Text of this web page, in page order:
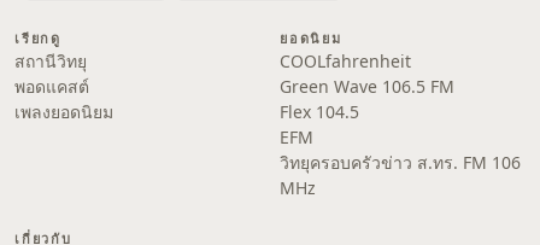
เรียกดู
สถานีวิทยุ
พอดแคสต์
เพลงยอดนิยม
ยอดนิยม
COOLfahrenheit
Green Wave 106.5 FM
Flex 104.5
EFM
วิทยุครอบครัวข่าว ส.ทร. FM 106
MHz
เกี่ยวกับ